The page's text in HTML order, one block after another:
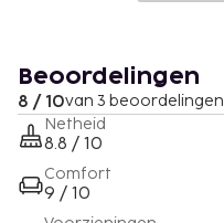
Beoordelingen
8 / 10van 3 beoordelingen
Netheid
8.8 / 10
Comfort
9 / 10